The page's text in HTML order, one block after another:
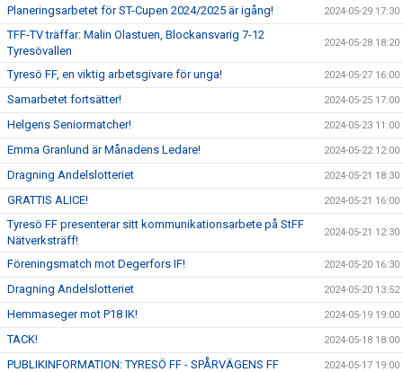
Planeringsarbetet för ST-Cupen 2024/2025 är igång! 2024-05-29 17:30
TFF-TV träffar: Malin Olastuen, Blockansvarig 7-12
Tyresövallen
2024-05-28 18:20
Tyresö FF, en viktig arbetsgivare för unga! 2024-05-27 16:00
Samarbetet fortsätter! 2024-05-25 17:00
Helgens Seniormatcher! 2024-05-23 11:00
Emma Granlund är Månadens Ledare! 2024-05-22 12:00
Dragning Andelslotteriet 2024-05-21 18:30
GRATTIS ALICE! 2024-05-21 16:00
Tyresö FF presenterar sitt kommunikationsarbete på StFF
Nätverksträff!
2024-05-21 12:30
Föreningsmatch mot Degerfors IF! 2024-05-20 16:30
Dragning Andelslotteriet 2024-05-20 13:52
Hemmaseger mot P18 IK! 2024-05-19 19:00
TACK! 2024-05-18 18:00
PUBLIKINFORMATION: TYRESÖ FF - SPÅRVÄGENS FF 2024-05-17 19:00